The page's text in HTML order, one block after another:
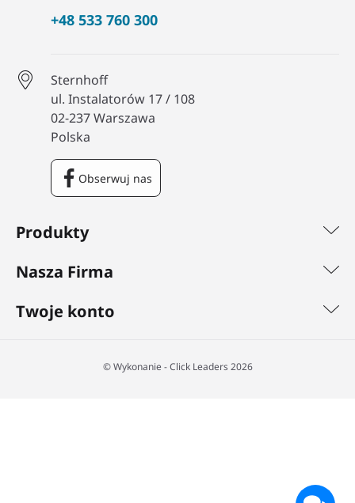
Produkty
Nasza Firma
Twoje konto
+48 533 760 300
Sternhoff
ul. Instalatorów 17 / 108
02-237 Warszawa
Polska
Obserwuj nas
Facebook
©️ Wykonanie - Click Leaders 2026